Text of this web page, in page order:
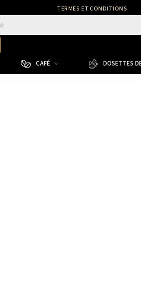
TERMES ET CONDITIONS
CAFÉ DOSETTES